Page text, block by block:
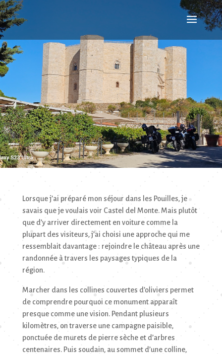
Lorsque j’ai préparé mon séjour dans les Pouilles, je
savais que je voulais voir Castel del Monte. Mais plutôt
que d’y arriver directement en voiture comme la
plupart des visiteurs, j’ai choisi une approche qui me
ressemblait davantage : rejoindre le château après une
randonnée à travers les paysages typiques de la
région.
Marcher dans les collines couvertes d’oliviers permet
de comprendre pourquoi ce monument apparaît
presque comme une vision. Pendant plusieurs
kilomètres, on traverse une campagne paisible,
ponctuée de murets de pierre sèche et d’arbres
centenaires. Puis soudain, au sommet d’une colline,